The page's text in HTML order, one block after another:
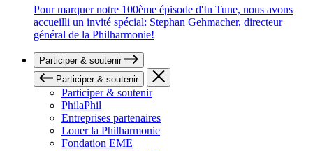
Pour marquer notre 100ème épisode d'In Tune, nous avons
accueilli un invité spécial: Stephan Gehmacher, directeur
général de la Philharmonie!
Participer & soutenir
Participer & soutenir
Participer & soutenir
PhilaPhil
Entreprises partenaires
Louer la Philharmonie
Fondation EME